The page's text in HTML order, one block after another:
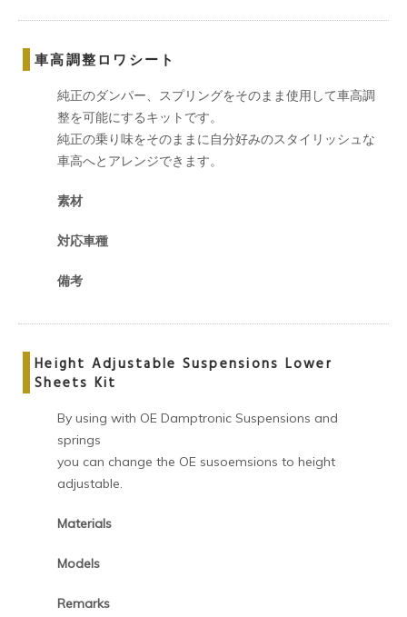
車高調整ロワシート
純正のダンパー、スプリングをそのまま使用して車高調
整を可能にするキットです。
純正の乗り味をそのままに自分好みのスタイリッシュな
車高へとアレンジできます。
素材
対応車種
備考
Height Adjustable Suspensions Lower
Sheets Kit
By using with OE Damptronic Suspensions and
springs
you can change the OE susoemsions to height
adjustable.
Materials
Models
Remarks